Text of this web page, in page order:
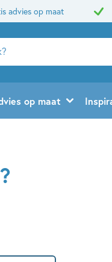
advies op maat
op maat